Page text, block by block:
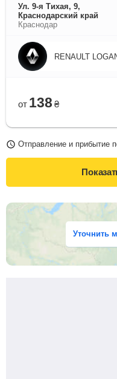
Ул. 9-я Тихая, 9,
Краснодарский край
Краснодар
RENAULT
от 138 ₴
Отправление и прибытие
Уточнить